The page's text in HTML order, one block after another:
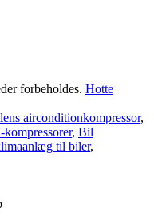
forbeholdes. Hotte
airconditionkompressor,
, Bil
til biler,